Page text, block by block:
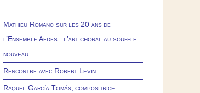
Mathieu Romano sur les 20 ans de
l’Ensemble Aedes : l’art choral au souffle
nouveau
Rencontre avec Robert Levin
Raquel García Tomás, compositrice